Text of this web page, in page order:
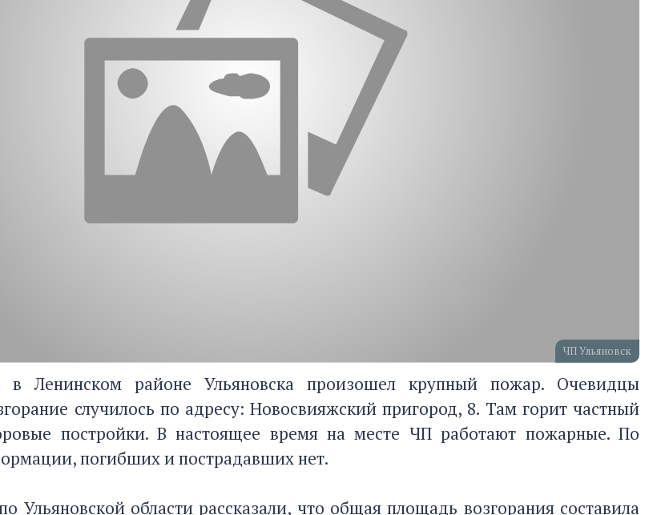
ЧП Ульяновск
в Ленинском районе Ульяновска произошел крупный пожар. Очевидцы
случилось по адресу: Новосвияжский пригород, 8. Там горит частный
постройки. В настоящее время на месте ЧП работают пожарные. По
погибших и пострадавших нет.
Ульяновской области рассказали, что общая площадь возгорания составила